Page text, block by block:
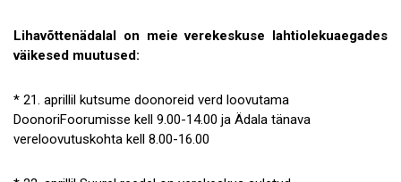
Lihavõttenädalal on meie verekeskuse lahtiolekuaegades
väikesed muutused:
* 21. aprillil kutsume doonoreid verd loovutama
DoonoriFoorumisse kell 9.00-14.00 ja Ädala tänava
vereloovutuskohta kell 8.00-16.00